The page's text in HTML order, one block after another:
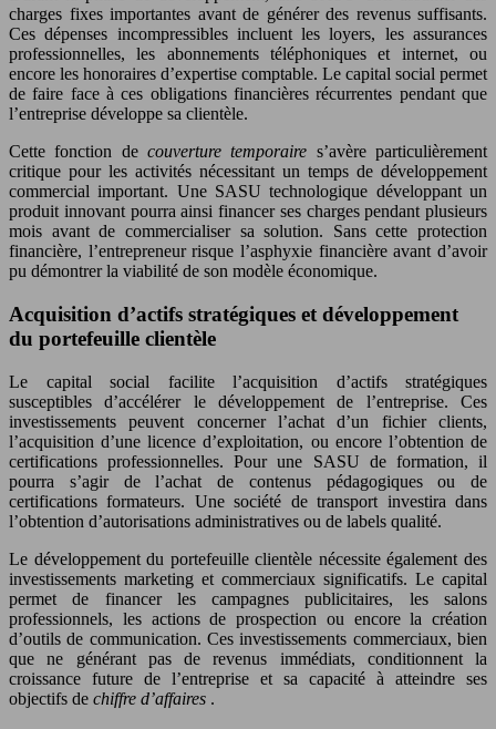
charges fixes importantes avant de générer des revenus suffisants.
Ces dépenses incompressibles incluent les loyers, les assurances
professionnelles, les abonnements téléphoniques et internet, ou
encore les honoraires d’expertise comptable. Le capital social permet
de faire face à ces obligations financières récurrentes pendant que
l’entreprise développe sa clientèle.
Cette fonction de couverture temporaire s’avère particulièrement
critique pour les activités nécessitant un temps de développement
commercial important. Une SASU technologique développant un
produit innovant pourra ainsi financer ses charges pendant plusieurs
mois avant de commercialiser sa solution. Sans cette protection
financière, l’entrepreneur risque l’asphyxie financière avant d’avoir
pu démontrer la viabilité de son modèle économique.
Acquisition d’actifs stratégiques et développement
du portefeuille clientèle
Le capital social facilite l’acquisition d’actifs stratégiques
susceptibles d’accélérer le développement de l’entreprise. Ces
investissements peuvent concerner l’achat d’un fichier clients,
l’acquisition d’une licence d’exploitation, ou encore l’obtention de
certifications professionnelles. Pour une SASU de formation, il
pourra s’agir de l’achat de contenus pédagogiques ou de
certifications formateurs. Une société de transport investira dans
l’obtention d’autorisations administratives ou de labels qualité.
Le développement du portefeuille clientèle nécessite également des
investissements marketing et commerciaux significatifs. Le capital
permet de financer les campagnes publicitaires, les salons
professionnels, les actions de prospection ou encore la création
d’outils de communication. Ces investissements commerciaux, bien
que ne générant pas de revenus immédiats, conditionnent la
croissance future de l’entreprise et sa capacité à atteindre ses
objectifs de chiffre d’affaires .